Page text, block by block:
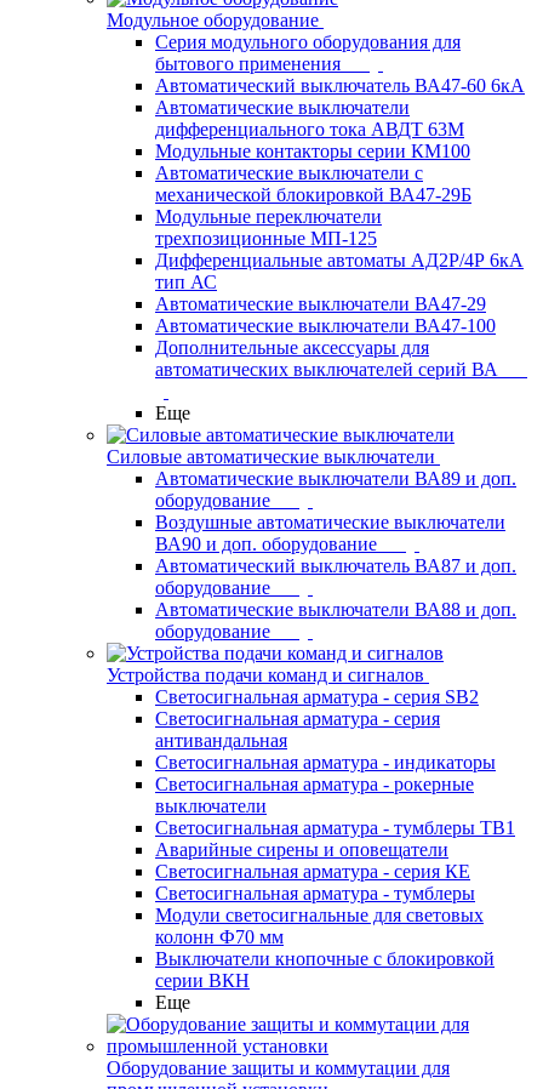
Модульное оборудование
Серия модульного оборудования для
бытового применения
Автоматический выключатель ВА47-60 6кА
Автоматические выключатели
дифференциального тока АВДТ 63М
Модульные контакторы серии КМ100
Автоматические выключатели с
механической блокировкой ВА47-29Б
Модульные переключатели
трехпозиционные МП-125
Дифференциальные автоматы АД2Р/4Р 6кА
тип АС
Автоматические выключатели ВА47-29
Автоматические выключатели ВА47-100
Дополнительные аксессуары для
автоматических выключателей серий ВА
Еще
Силовые автоматические выключатели
Автоматические выключатели ВА89 и доп.
оборудование
Воздушные автоматические выключатели
ВА90 и доп. оборудование
Автоматический выключатель ВА87 и доп.
оборудование
Автоматические выключатели ВА88 и доп.
оборудование
Устройства подачи команд и сигналов
Светосигнальная арматура - серия SB2
Светосигнальная арматура - серия
антивандальная
Светосигнальная арматура - индикаторы
Светосигнальная арматура - рокерные
выключатели
Светосигнальная арматура - тумблеры ТВ1
Аварийные сирены и оповещатели
Светосигнальная арматура - серия КЕ
Светосигнальная арматура - тумблеры
Модули светосигнальные для световых
колонн Ф70 мм
Выключатели кнопочные с блокировкой
серии ВКН
Еще
Оборудование защиты и коммутации для